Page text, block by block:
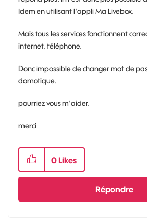
Idem en utilisant l'appli Ma Livebox.
Mais tous les services fonctionnent
internet, téléphone.
Donc impossible de changer mot de
domotique.
pourriez vous m'aider.
merci
0 Likes
Répondre